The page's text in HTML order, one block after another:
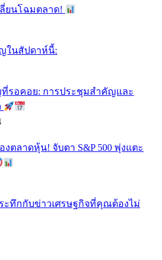
ยนโฉมตลาด!
ในสัปดาห์นี้:
รอคอย: การประชุมสำคัญและ
ตลาดหุ้น! จับตา S&P 500 พุ่งแตะ
ะทึกกับข่าวเศรษฐกิจที่คุณต้องไม่